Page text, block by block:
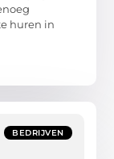
huren in
BEDRIJVEN